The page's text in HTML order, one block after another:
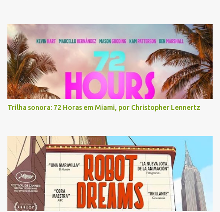
Trilha sonora: 72 Horas em Miami, por Christopher Lennertz